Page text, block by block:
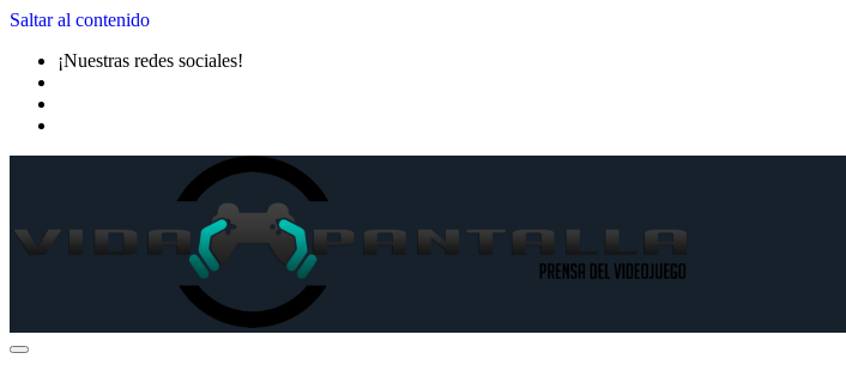
Saltar al contenido
¡Nuestras redes sociales!